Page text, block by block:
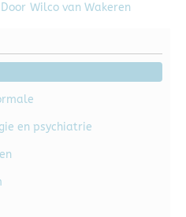
Door Wilco van Wakeren
en psychiatrie